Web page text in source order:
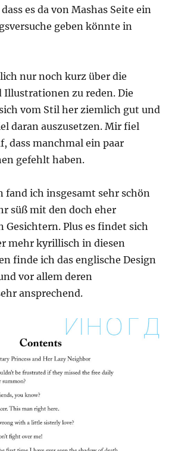
es da von Mashas Seite ein
geben könnte in
nur noch kurz über die
Illustrationen zu reden. Die
vom Stil her ziemlich gut und
daran auszusetzen. Mir fiel
dass manchmal ein paar
gefehlt haben.
ich insgesamt sehr schön
süß mit den doch eher
Gesichtern. Plus es findet sich
mehr kyrillisch in diesen
finde ich das englische Design
vor allem deren
ansprechend.